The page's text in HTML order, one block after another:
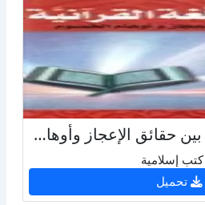
كمال اللغة القرآنية بين حقائق الإعجاز وأوهام الخصوم
كتب إسلامية
تحميل